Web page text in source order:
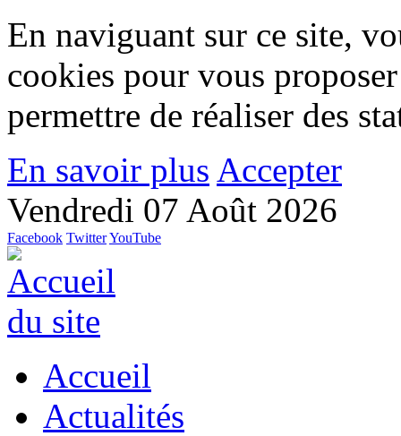
En naviguant sur ce site,
cookies pour vous
permettre de réaliser des
En savoir plus Accepter
Vendredi 07 Août 2026
Facebook TwitterYouTube
Accueil
Actualités